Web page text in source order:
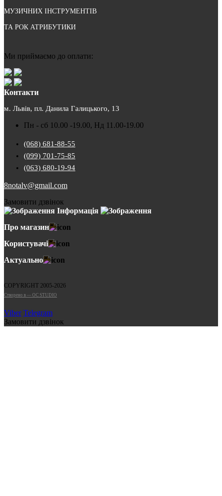
МУЗИЧНИХ ІНСТРУМЕНТІВ
ТА РОК АТРИБУТИКИ
Ми приймаємо до оплати:
Контакти
м. Львів, пл. Данила Галицького, 13
Пн - сб 10.00 -19.00, Нд 11.00-19.00
(068) 681-88-55
(099) 701-75-85
(063) 680-19-94
8notalv@gmail.com
Замовити дзвінок
Інформація
Про магазин
Користувачі
Актуально
COPYRIGHT 2005-2026
Cтворено в — OC STUDIO
Viber Telegram
Замовити дзвінок